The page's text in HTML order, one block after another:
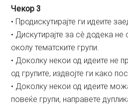
Чекор 3
• Продискутирајте ги идеите
• Дискутирајте за сè додека
околу тематските групи.
• Доколку некои од идеите не
од групите, издвојте ги како
• Доколку некои од идеите
повеќе групи, направете